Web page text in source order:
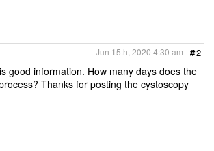
#2
Jun 15th, 2020 4:30 am
good information. How many days does the
Thanks for posting the cystoscopy